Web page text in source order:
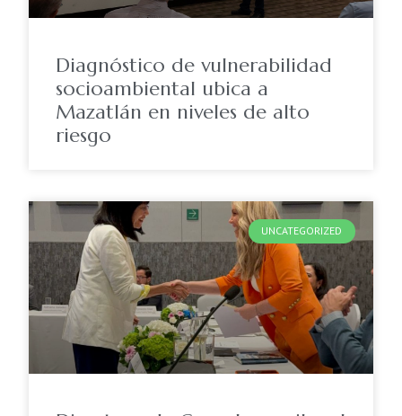
Diagnóstico de vulnerabilidad
socioambiental ubica a
Mazatlán en niveles de alto
riesgo
UNCATEGORIZED